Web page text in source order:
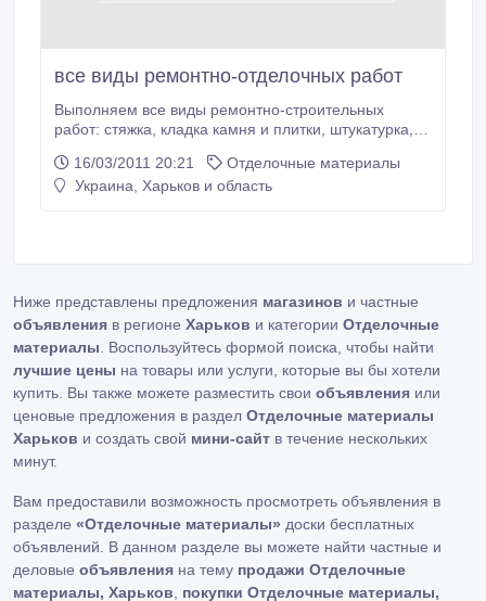
все виды ремонтно-отделочных работ
Выполняем все виды ремонтно-строительных
работ: стяжка, кладка камня и плитки, штукатурка,
потолки, кровельные работы. Качественно, быстро,
недорого, аккуратно. Тел: 063 572 54 28..
16/03/2011 20:21
Отделочные материалы
Украина, Харьков и область
Ниже представлены предложения магазинов и частные
объявления в регионе Харьков и категории Отделочные
материалы . Воспользуйтесь формой поиска, чтобы найти
лучшие цены на товары или услуги, которые вы бы хотели
купить. Вы также можете разместить свои объявления или
ценовые предложения в раздел Отделочные материалы
Харьков и создать свой мини-сайт в течение нескольких
минут.
Вам предоставили возможность просмотреть объявления в
разделе «Отделочные материалы» доски бесплатных
объявлений. В данном разделе вы можете найти частные и
деловые объявления на тему продажи Отделочные
материалы, Харьков
покупки Отделочные материалы,